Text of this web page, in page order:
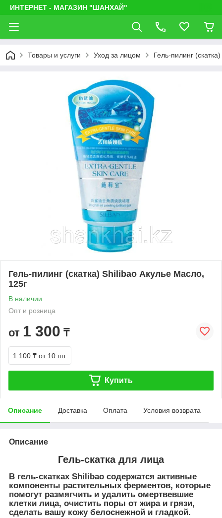
ИНТЕРНЕТ - МАГАЗИН "ШАНХАЙ"
Товары и услуги Уход за лицом Гель-пилинг
Гель-пилинг (скатка) Shilibao Акулье Масло,
125г
В наличии
Опт и розница
от 1 300 ₸
1 100 ₸ от 10 шт.
Купить
Описание Доставка Оплата Условия возврата
Описание
Гель-скатка для лица
В гель-скатках Shilibao содержатся активные
компоненты растительных ферментов, которые
помогут размягчить и удалить омертвевшие
клетки лица, очистить поры от жира и грязи,
сделать вашу кожу белоснежной и гладкой.